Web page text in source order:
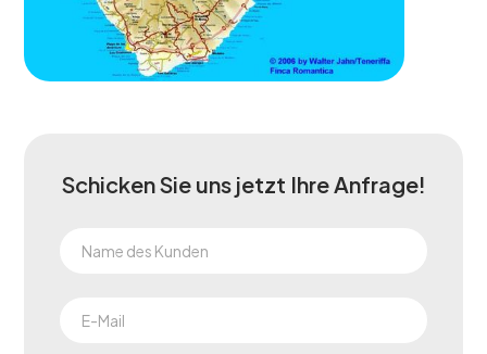
Schicken Sie uns jetzt Ihre Anfrage!